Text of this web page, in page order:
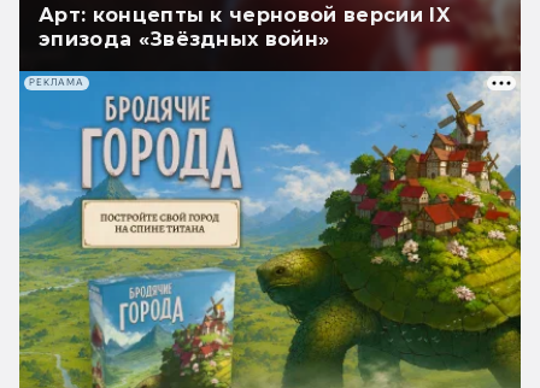
Арт: концепты к черновой версии IX
эпизода «Звёздных войн»
РЕКЛАМА